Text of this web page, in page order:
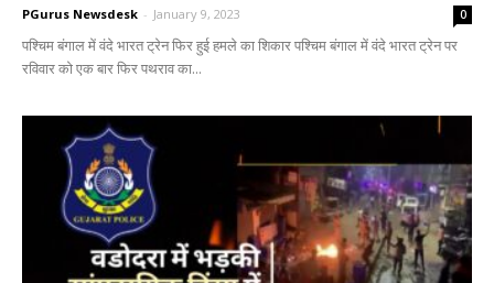
PGurus Newsdesk - January 9, 2023 0
पश्चिम बंगाल में वंदे भारत ट्रेन फिर हुई हमले का शिकार पश्चिम बंगाल में वंदे भारत ट्रेन पर
रविवार को एक बार फिर पथराव का...